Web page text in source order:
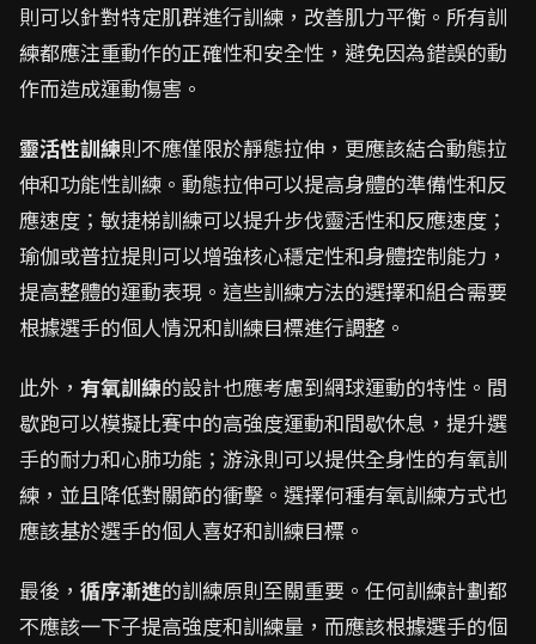
則可以針對特定肌群進行訓練，改善肌力平衡。所有訓
練都應注重動作的正確性和安全性，避免因為錯誤的動
作而造成運動傷害。
靈活性訓練則不應僅限於靜態拉伸，更應該結合動態拉
伸和功能性訓練。動態拉伸可以提高身體的準備性和反
應速度；敏捷梯訓練可以提升步伐靈活性和反應速度；
瑜伽或普拉提則可以增強核心穩定性和身體控制能力，
提高整體的運動表現。這些訓練方法的選擇和組合需要
根據選手的個人情況和訓練目標進行調整。
此外， 有氧訓練的設計也應考慮到網球運動的特性。間
歇跑可以模擬比賽中的高強度運動和間歇休息，提升選
手的耐力和心肺功能；游泳則可以提供全身性的有氧訓
練，並且降低對關節的衝擊。選擇何種有氧訓練方式也
應該基於選手的個人喜好和訓練目標。
最後， 循序漸進的訓練原則至關重要。任何訓練計劃都
不應該一下子提高強度和訓練量，而應該根據選手的個